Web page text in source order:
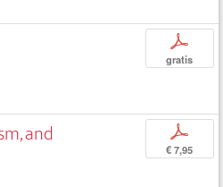
p
gratis
and p
€ 7,95